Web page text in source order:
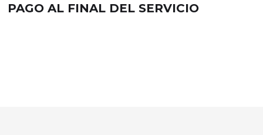
PAGO AL FINAL DEL SERVICIO